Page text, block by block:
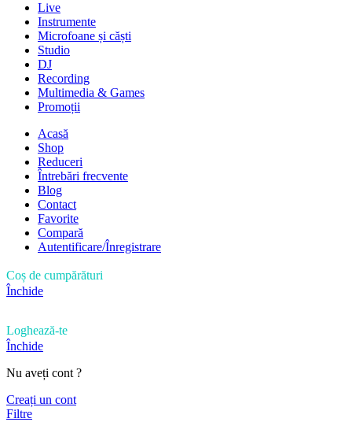
Live
Instrumente
Microfoane și căști
Studio
DJ
Recording
Multimedia & Games
Promoții
Acasă
Shop
Reduceri
Întrebări frecvente
Blog
Contact
Favorite
Compară
Autentificare/Înregistrare
Coș de cumpărături
Închide
Loghează-te
Închide
Nu aveți cont ?
Creați un cont
Filtre